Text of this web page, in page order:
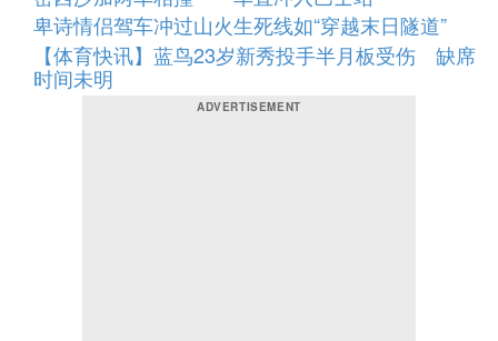
卑诗情侣驾车冲过山火生死线如“穿越末日隧道”
【体育快讯】蓝鸟23岁新秀投手半月板受伤 缺席
时间未明